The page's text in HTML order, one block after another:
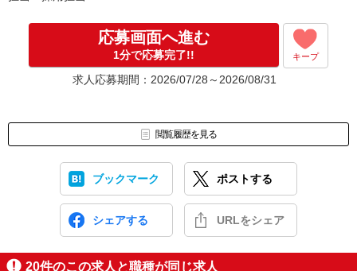
応募画面へ進む
1分で応募完了!! キープ
求人応募期間：2026/07/28～2026/08/31
閲覧履歴を見る
ブックマーク ポストする
シェアする URLをシェア
20件のこの求人と職種が同じ求人